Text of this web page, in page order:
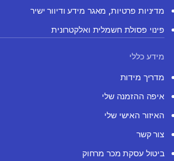
מדיניות פרטיות, מאגר מידע ודיוור ישיר
פינוי פסולת חשמלית ואלקטרונית
מידע כללי
מדריך מידות
איפה ההזמנה שלי
האיזור האישי שלי
צור קשר
ביטול עסקת מכר מרחוק